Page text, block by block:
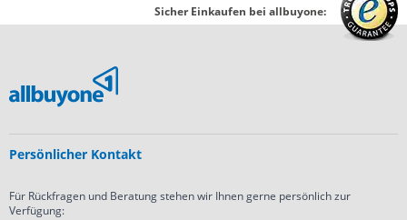
Sicher Einkaufen bei allbuyone:
Persönlicher Kontakt
Für Rückfragen und Beratung stehen wir Ihnen gerne persönlich zur
Verfügung: